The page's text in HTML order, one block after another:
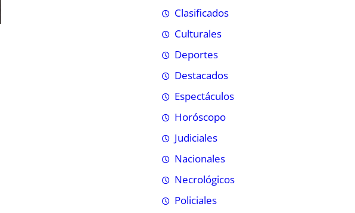
Clasificados
Culturales
Deportes
Destacados
Espectáculos
Horóscopo
Judiciales
Nacionales
Necrológicos
Policiales